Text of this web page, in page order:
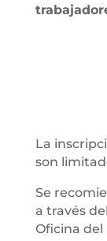
La
son
Se
a través
Oficina del